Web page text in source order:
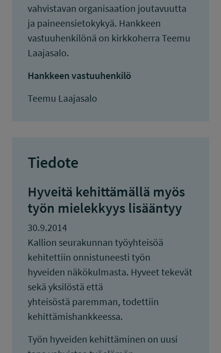
vahvistavan organisaation joutavuutta
ja paineensietokykyä. Hankkeen
vastuuhenkilönä on kirkkoherra Teemu
Laajasalo.
Hankkeen vastuuhenkilö
Teemu Laajasalo
Tiedote
Hyveitä kehittämällä myös
työn mielekkyys lisääntyy
30.9.2014
Kallion seurakunnan työyhteisöä
kehitettiin onnistuneesti työn
hyveiden näkökulmasta. Hyveet tekevät
sekä yksilöstä että
yhteisöstä paremman, todettiin
kehittämishankkeessa.
Työn hyveiden kehittäminen on uusi